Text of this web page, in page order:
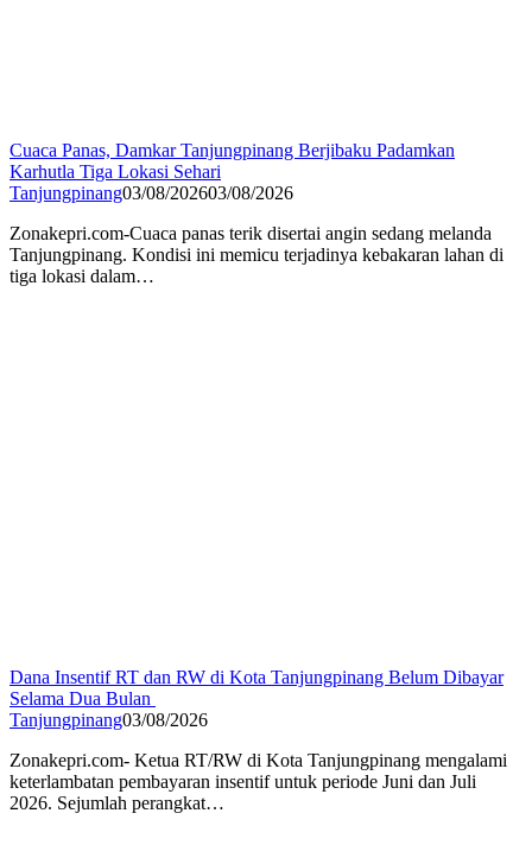
Cuaca Panas, Damkar Tanjungpinang Berjibaku Padamkan
Karhutla Tiga Lokasi Sehari
Tanjungpinang03/08/202603/08/2026
Zonakepri.com-Cuaca panas terik disertai angin sedang melanda
Tanjungpinang. Kondisi ini memicu terjadinya kebakaran lahan di
tiga lokasi dalam…
Dana Insentif RT dan RW di Kota Tanjungpinang Belum Dibayar
Selama Dua Bulan ‎
Tanjungpinang03/08/2026
Zonakepri.com- ‎Ketua RT/RW di Kota Tanjungpinang mengalami
keterlambatan pembayaran insentif untuk periode Juni dan Juli
2026. ‎Sejumlah perangkat…